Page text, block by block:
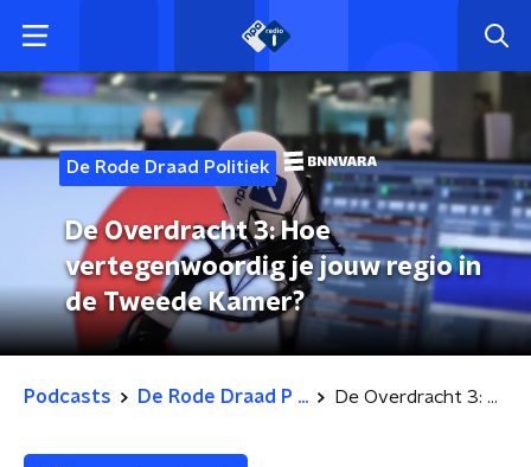
De Rode Draad Politiek
De Overdracht 3: Hoe
vertegenwoordig je jouw regio in
de Tweede Kamer?
Podcasts De Rode Draad P ... De Overdracht 3: Hoe vertegenwoordig je jouw regio in de Tweede Kamer?